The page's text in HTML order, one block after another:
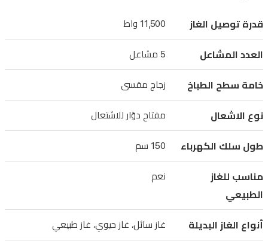
خاصية
Flame
Select،
نظام
إيقاف
الغاز
أثناء
الاستخدام.
مع
لوحة
قدرة توصيل الغاز 11,500 واط
العدد المشاعل 5 مشاعل
خامة سطح الطباخ زجاج مقسى
نوع الاشعال مفتاح دوّار للاشتعال
طول سلك الكهرباء 150 سم
مناسب للغاز
الطبيعي
نعم
أنواع الغاز البديلة غاز سائل، غاز حيوي، غاز طبيعي